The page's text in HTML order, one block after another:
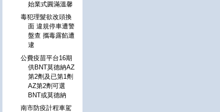
始業式圓滿溫馨
毒犯理髮欲改頭換
面 違規停車遭警
盤查 攜毒露餡遭
逮
公費疫苗平台16期
供BNT莫德納AZ
第2劑及已第1劑
AZ第2劑可選
BNT或莫德納
南市防疫計程車駕